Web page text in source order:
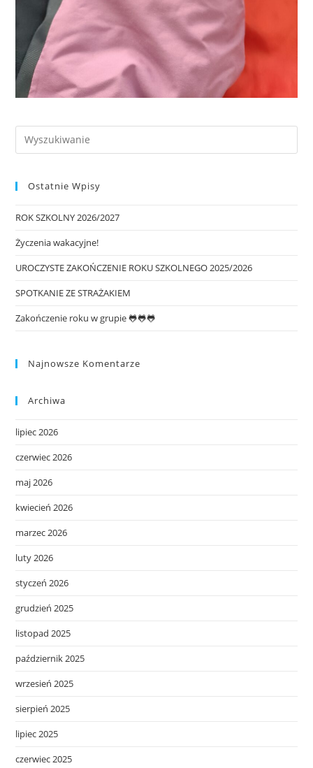
Ostatnie Wpisy
ROK SZKOLNY 2026/2027
Życzenia wakacyjne!
UROCZYSTE ZAKOŃCZENIE ROKU SZKOLNEGO 2025/2026
SPOTKANIE ZE STRAŻAKIEM
Zakończenie roku w grupie 🐸🐸🐸
Najnowsze Komentarze
Archiwa
lipiec 2026
czerwiec 2026
maj 2026
kwiecień 2026
marzec 2026
luty 2026
styczeń 2026
grudzień 2025
listopad 2025
październik 2025
wrzesień 2025
sierpień 2025
lipiec 2025
czerwiec 2025